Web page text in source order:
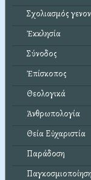
Σχολιασμός
Ἐκκλησία
Σύνοδος
Ἐπίσκοπος
Θεολογικά
Ἀνθρωπολογία
Θεία Εὐχαριστία
Παράδοση